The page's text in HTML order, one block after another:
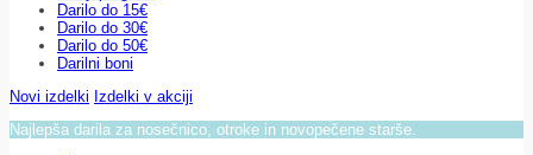
Darilo do 15€
Darilo do 30€
Darilo do 50€
Darilni boni
Novi izdelki Izdelki v akciji
Najlepša darila za nosečnico, otroke in novopečene starše.